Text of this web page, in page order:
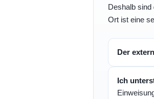
Deshalb sind
Ort ist eine
Der
Ich